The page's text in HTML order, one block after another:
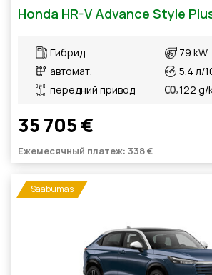
Honda HR-V Advance Style
Гибрид
автомат.
передний привод
79 kW
5.4 л/
122 g/
35 705 €
Ежемесячный платеж: 338 €
Saabumas